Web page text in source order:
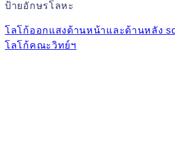
ป้ายอักษรโลหะ
โลโก้ออกแสงด้านหน้าและด้านหลัง
โลโก้คณะวิทย์ฯ